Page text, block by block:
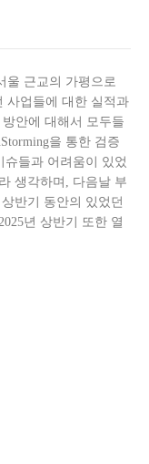
울 근교의 가평으로
사업들에 대한 실적과
안에 대해서 모두들
을 통한 검증
들과 어려움이 있었
생각하며, 다음날 부
반기 동안의 있었던
년 상반기 또한 열